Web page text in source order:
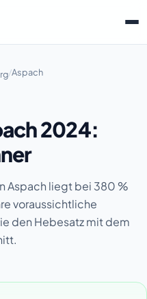
/Aspach
2024:
Aspach liegt bei 380 %
voraussichtliche
den Hebesatz mit dem